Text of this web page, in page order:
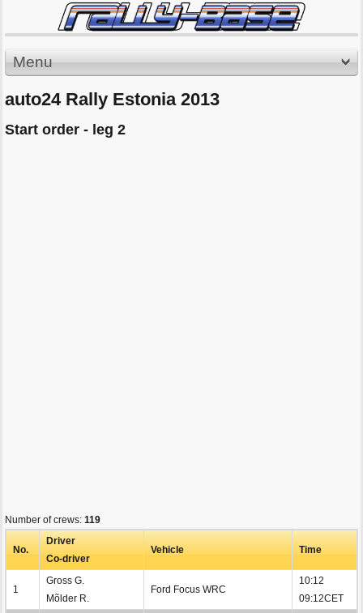
Menu
auto24 Rally Estonia 2013
Start order - leg 2
Number of crews: 119
No.
Driver
Co-driver
Vehicle Time
1
Gross G.
Mõlder R.
Ford Focus WRC
10:12
09:12CET